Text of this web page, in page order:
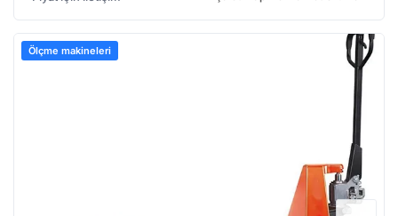
Ölçme makineleri